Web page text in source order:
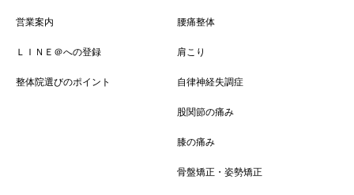
営業案内
ＬＩＮＥ＠への登録
整体院選びのポイント
腰痛整体
肩こり
自律神経失調症
股関節の痛み
膝の痛み
骨盤矯正・姿勢矯正